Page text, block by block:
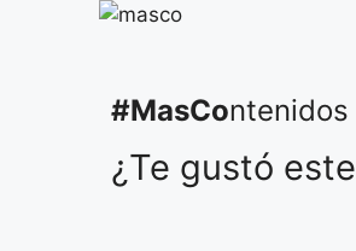
#MasContenidos
¿Te gustó